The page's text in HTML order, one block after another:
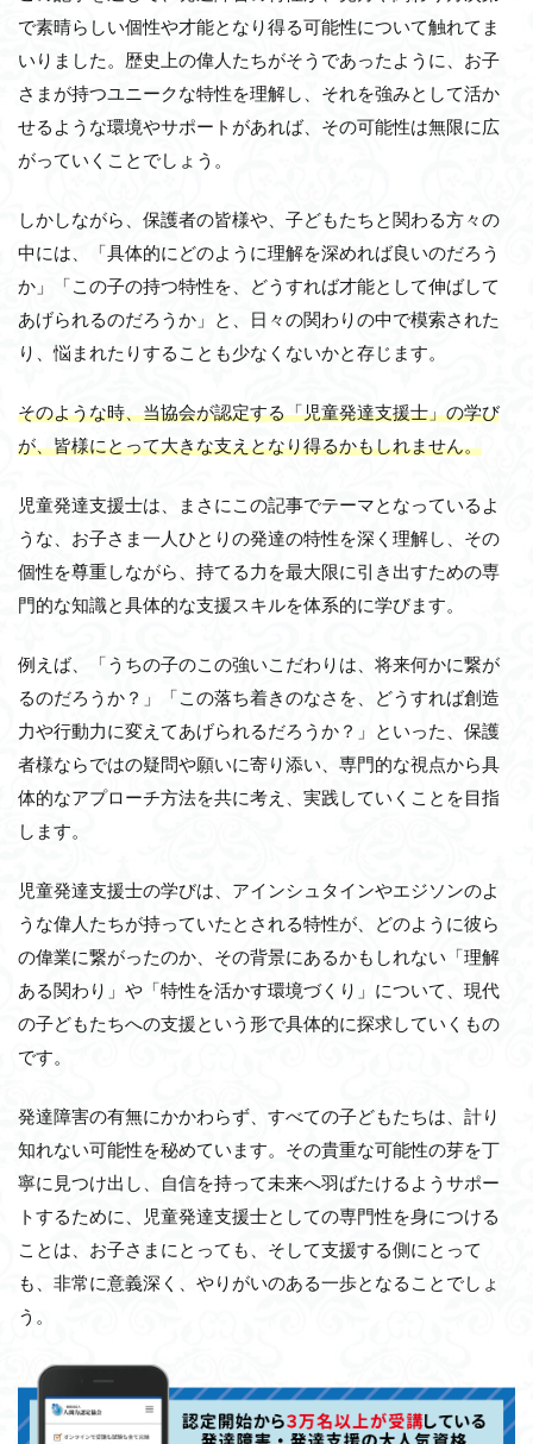
で素晴らしい個性や才能となり得る可能性について触れてま
いりました。歴史上の偉人たちがそうであったように、お子
さまが持つユニークな特性を理解し、それを強みとして活か
せるような環境やサポートがあれば、その可能性は無限に広
がっていくことでしょう。
しかしながら、保護者の皆様や、子どもたちと関わる方々の
中には、「具体的にどのように理解を深めれば良いのだろう
か」「この子の持つ特性を、どうすれば才能として伸ばして
あげられるのだろうか」と、日々の関わりの中で模索された
り、悩まれたりすることも少なくないかと存じます。
そのような時、当協会が認定する「児童発達支援士」の学び
が、皆様にとって大きな支えとなり得るかもしれません。
児童発達支援士は、まさにこの記事でテーマとなっているよ
うな、お子さま一人ひとりの発達の特性を深く理解し、その
個性を尊重しながら、持てる力を最大限に引き出すための専
門的な知識と具体的な支援スキルを体系的に学びます。
例えば、「うちの子のこの強いこだわりは、将来何かに繋が
るのだろうか？」「この落ち着きのなさを、どうすれば創造
力や行動力に変えてあげられるだろうか？」といった、保護
者様ならではの疑問や願いに寄り添い、専門的な視点から具
体的なアプローチ方法を共に考え、実践していくことを目指
します。
児童発達支援士の学びは、アインシュタインやエジソンのよ
うな偉人たちが持っていたとされる特性が、どのように彼ら
の偉業に繋がったのか、その背景にあるかもしれない「理解
ある関わり」や「特性を活かす環境づくり」について、現代
の子どもたちへの支援という形で具体的に探求していくもの
です。
発達障害の有無にかかわらず、すべての子どもたちは、計り
知れない可能性を秘めています。その貴重な可能性の芽を丁
寧に見つけ出し、自信を持って未来へ羽ばたけるようサポー
トするために、児童発達支援士としての専門性を身につける
ことは、お子さまにとっても、そして支援する側にとって
も、非常に意義深く、やりがいのある一歩となることでしょ
う。